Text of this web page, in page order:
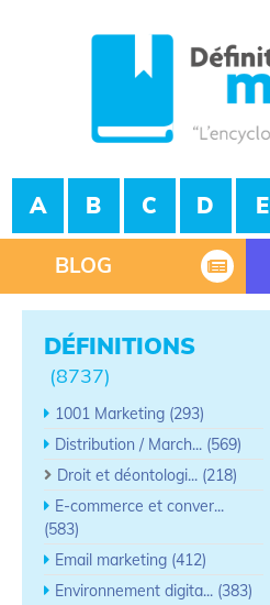
A B C D E
BLOG
DÉFINITIONS
(8737)
1001 Marketing (293)
Distribution / March... (569)
Droit et déontologi... (218)
E-commerce et conver...
(583)
Email marketing (412)
Environnement digita... (383)